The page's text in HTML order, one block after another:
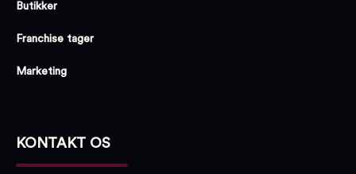
Butikker
Franchise tager
Marketing
KONTAKT OS